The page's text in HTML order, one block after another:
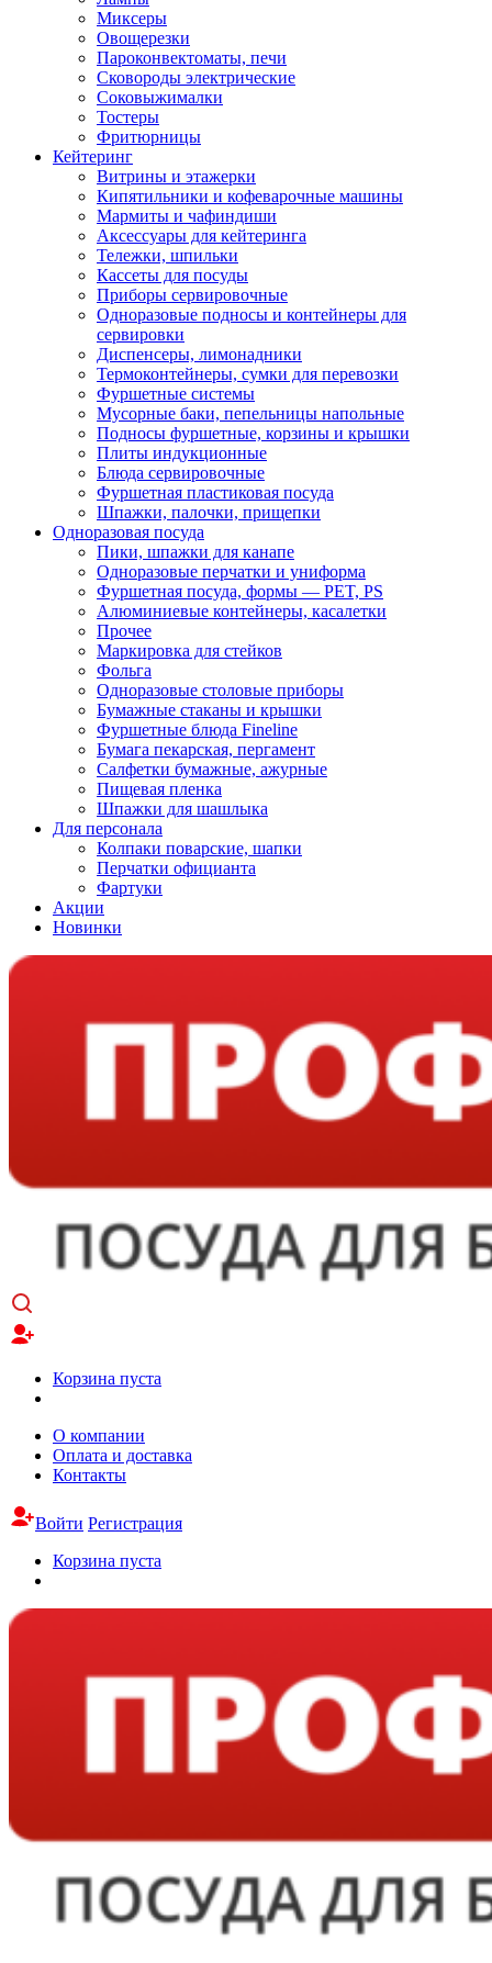
Миксеры
Овощерезки
Пароконвектоматы, печи
Сковороды электрические
Соковыжималки
Тостеры
Фритюрницы
Кейтеринг
Витрины и этажерки
Кипятильники и кофеварочные машины
Мармиты и чафиндиши
Аксессуары для кейтеринга
Тележки, шпильки
Кассеты для посуды
Приборы сервировочные
Одноразовые подносы и контейнеры для
сервировки
Диспенсеры, лимонадники
Термоконтейнеры, сумки для перевозки
Фуршетные системы
Мусорные баки, пепельницы напольные
Подносы фуршетные, корзины и крышки
Плиты индукционные
Блюда сервировочные
Фуршетная пластиковая посуда
Шпажки, палочки, прищепки
Одноразовая посуда
Пики, шпажки для канапе
Одноразовые перчатки и униформа
Фуршетная посуда, формы — PET, PS
Алюминиевые контейнеры, касалетки
Прочее
Маркировка для стейков
Фольга
Одноразовые столовые приборы
Бумажные стаканы и крышки
Фуршетные блюда Fineline
Бумага пекарская, пергамент
Салфетки бумажные, ажурные
Пищевая пленка
Шпажки для шашлыка
Для персонала
Колпаки поварские, шапки
Перчатки официанта
Фартуки
Акции
Новинки
Корзина пуста
О компании
Оплата и доставка
Контакты
Войти Регистрация
Корзина пуста